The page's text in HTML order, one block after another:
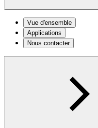
Vue d'ensemble
Applications
Nous contacter